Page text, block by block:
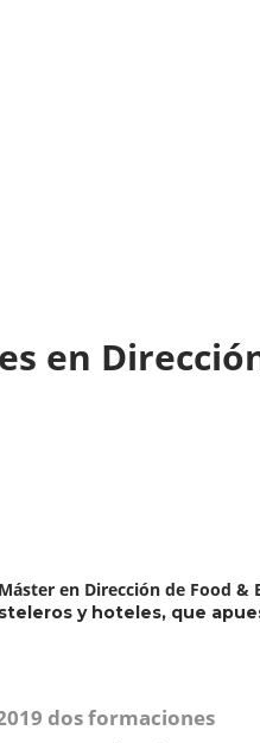
en
Máster en Dirección de Food &
y hoteles, que
dos formaciones